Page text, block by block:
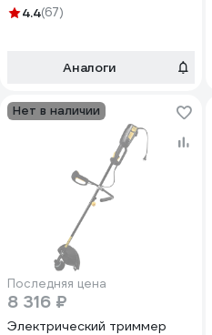
4.4(67)
Аналоги
Нет в наличии
Последняя цена
8 316 ₽
Электрический триммер